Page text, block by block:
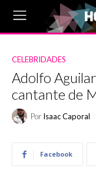
CELEBRIDADES
Adolfo
cantante de
Por Isaac Caporal
Facebook